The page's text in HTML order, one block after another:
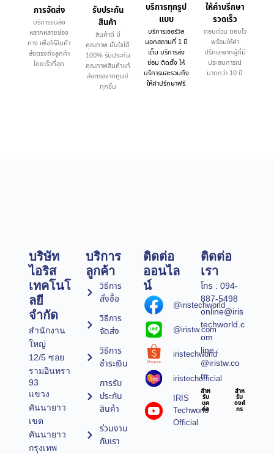
การจัดส่ง
บริการขนส่ง
หลากหลายช่อง
ทาง เพื่อให้สินค้า
ส่งตรงถึงลูกค้า
โดยเร็วที่สุด
รับประกัน
สินค้า
สินค้าดี มี
คุณภาพ มั่นใจได้
100% รับประกัน
คุณภาพสินค้าแท้
ส่งตรงจากศูนย์
ทุกชิ้น
บริการทุกรูป
แบบ
บริการเซอร์วิส
นอกสถานที่ 1 ปี
เต็ม บริการส่ง
ซ่อม ติดตั้ง ให้
บริการและรวมถึง
ให้คำปรึกษาฟรี
ให้คำบรึกษา
รวดเร็ว
ตอบด่วน ตอบไว
พร้อมให้คำ
ปรึกษาจากผู้ที่มี
ประสบการณ์
มากกว่า 10 ปี
บริษัท
ไอริส
เทคโนโ
ลยี
จำกัด
สำนักงาน
ใหญ่
12/5 ซอย
รามอินทรา
93
แขวง
คันนายาว
เขต
คันนายาว
กรุงเทพ
บริการ
ลูกค้า
วิธีการ
สั่งซื้อ
วิธีการ
จัดส่ง
วิธีการ
ชำระเงิน
การรับ
ประกัน
สินค้า
ร่วมงาน
กับเรา
ติดต่อ
ออนไล
น์
@iristechworld
@iristw.com
iristechworld
iristechofficial
IRIS
Techworld
Official
ติดต่อ
เรา
โทร : 094-
887-5498
online@iris
techworld.c
om
line :
@iristw.co
m
สำห
รับ
บุค
คล
สำห
รับ
องค์
กร